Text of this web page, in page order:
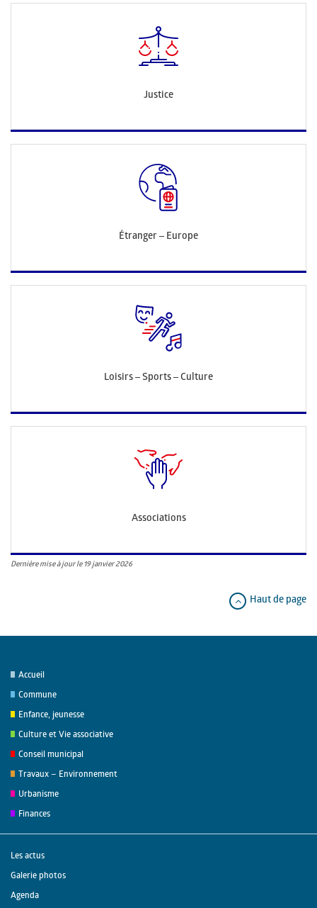
Justice
Étranger – Europe
Loisirs – Sports – Culture
Associations
Dernière mise à jour le 19 janvier 2026
Haut de page
Accueil
Commune
Enfance, jeunesse
Culture et Vie associative
Conseil municipal
Travaux – Environnement
Urbanisme
Finances
Les actus
Galerie photos
Agenda